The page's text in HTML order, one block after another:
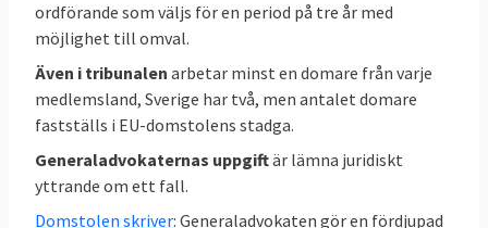
kommissionens beslut och Tribunalens dom
att inte lämna ut viss handling från Tyskland
i miljöfråga
11 juli 2007Sverige vann Om
ogiltigförklaring av kommissionens direktiv
om växtskyddsmedel med ämnet parakvat
ordförande som väljs för en period på tre år med
möjlighet till omval.
Även i tribunalen arbetar minst en domare från varje
medlemsland, Sverige har två, men antalet domare
fastställs i EU-domstolens stadga.
Generaladvokaternas uppgiftär lämna juridiskt
yttrande om ett fall.
Domstolen skriver: Generaladvokaten gör en fördjupad